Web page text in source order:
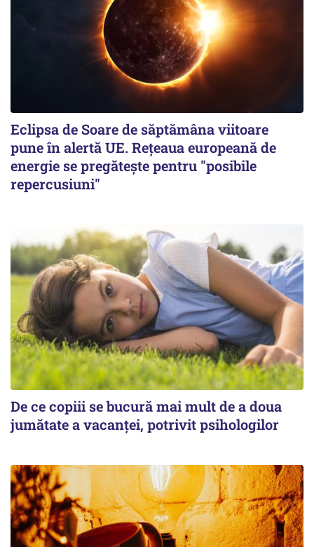
Eclipsa de Soare de săptămâna viitoare
pune în alertă UE. Rețeaua europeană de
energie se pregătește pentru "posibile
repercusiuni"
De ce copiii se bucură mai mult de a doua
jumătate a vacanței, potrivit psihologilor